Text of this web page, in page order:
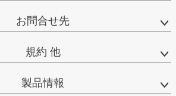
お問合せ先
規約 他
製品情報